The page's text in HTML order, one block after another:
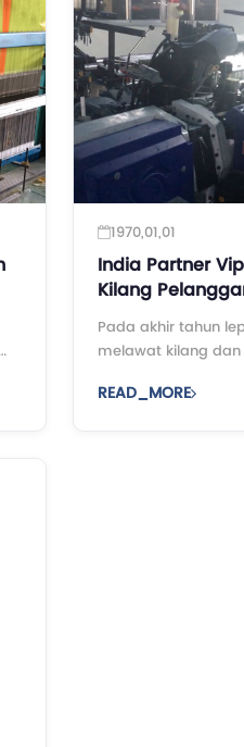
1970,01,01
India Partner
Kilang
Pada akhir tahun
melawat kilang
Vipul kagum
READ_MORE